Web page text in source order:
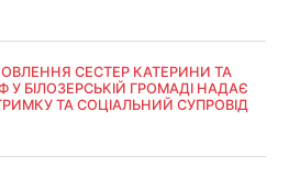
СЕСТЕР КАТЕРИНИ ТА
У БІЛОЗЕРСЬКІЙ ГРОМАДІ НАДАЄ
ТА СОЦІАЛЬНИЙ СУПРОВІД